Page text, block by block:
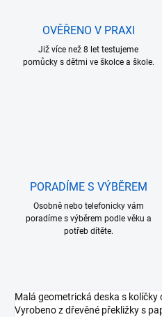
OVĚŘENO V PRAXI
Již více než 8 let testujeme
pomůcky s dětmi ve školce a škole.
PORADÍME S VÝBĚREM
Osobně nebo telefonicky vám
poradíme s výběrem podle věku a
potřeb dítěte.
Malá geometrická deska s
Vyrobeno z dřevěné překližky s